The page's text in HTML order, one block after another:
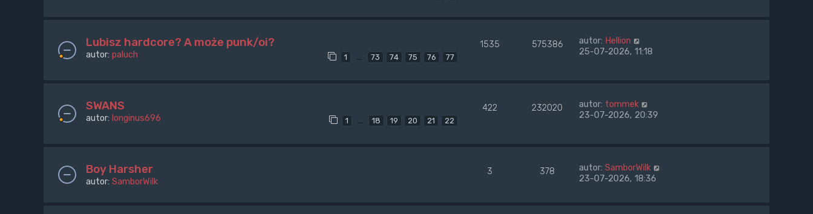
Lubisz hardcore? A może punk/oi?
autor: paluch 1 … 73 74 75 76 77
1535 575386 autor: Hellion
25-07-2026, 11:18
SWANS
autor: longinus696 1 … 18 19 20 21 22
422 232020 autor: tommek
23-07-2026, 20:39
Boy Harsher
autor: SamborWilk
3 378 autor: SamborWilk
23-07-2026, 18:36